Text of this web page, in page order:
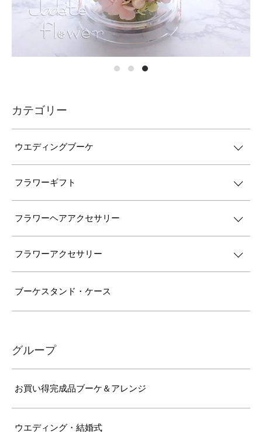
カテゴリー
ウエディングブーケ
フラワーギフト
フラワーヘアアクセサリー
フラワーアクセサリー
ブーケスタンド・ケース
グループ
お買い得完成品ブーケ＆アレンジ
ウエディング・結婚式